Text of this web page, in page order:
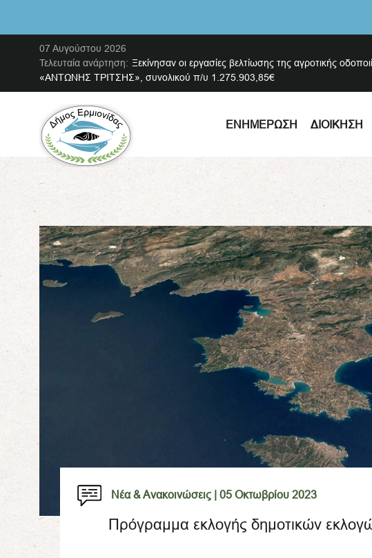
07 Αυγούστου 2026
Τελευταία ανάρτηση: Ξεκίνησαν οι εργασίες βελτίωσης της αγροτικής
«ΑΝΤΩΝΗΣ ΤΡΙΤΣΗΣ», συνολικού π/υ 1.275.903,85€
ΕΝΗΜΈΡΩΣΗ ΔΙΟΊΚΗΣΗ
Νέα & Ανακοινώσεις | 05 Οκτωβρίου 2023
Πρόγραμμα εκλογής δημοτικών